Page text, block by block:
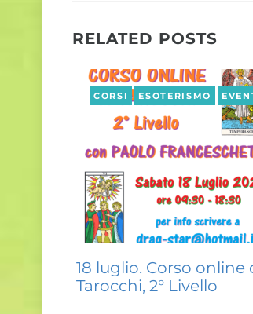
RELATED POSTS
CORSI ESOTERISMO
18 luglio. Corso online
Tarocchi, 2° Livello